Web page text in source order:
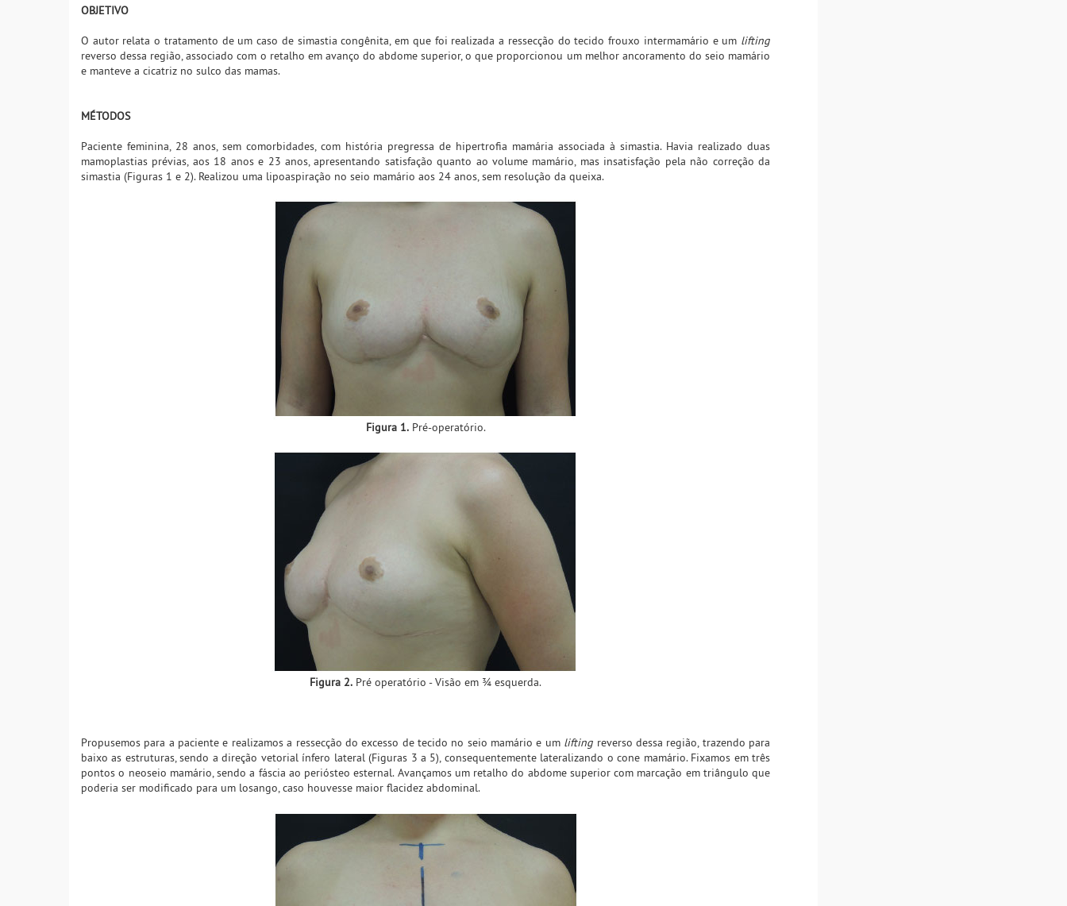
OBJETIVO
O autor relata o tratamento de um caso de simastia congênita, em que foi realizada a ressecção do tecido frouxo intermamário e um lifting
reverso dessa região, associado com o retalho em avanço do abdome superior, o que proporcionou um melhor ancoramento do seio mamário
e manteve a cicatriz no sulco das mamas.
MÉTODOS
Paciente feminina, 28 anos, sem comorbidades, com história pregressa de hipertrofia mamária associada à simastia. Havia realizado duas
mamoplastias prévias, aos 18 anos e 23 anos, apresentando satisfação quanto ao volume mamário, mas insatisfação pela não correção da
simastia (Figuras 1 e 2). Realizou uma lipoaspiração no seio mamário aos 24 anos, sem resolução da queixa.
Figura 1.Pré-operatório.
Figura 2. Pré operatório - Visão em ¾ esquerda.
Propusemos para a paciente e realizamos a ressecção do excesso de tecido no seio mamário e um lifting reverso dessa região, trazendo para
baixo as estruturas, sendo a direção vetorial ínfero lateral (Figuras 3 a 5), consequentemente lateralizando o cone mamário. Fixamos em três
pontos o neoseio mamário, sendo a fáscia ao periósteo esternal. Avançamos um retalho do abdome superior com marcação em triângulo que
poderia ser modificado para um losango, caso houvesse maior flacidez abdominal.